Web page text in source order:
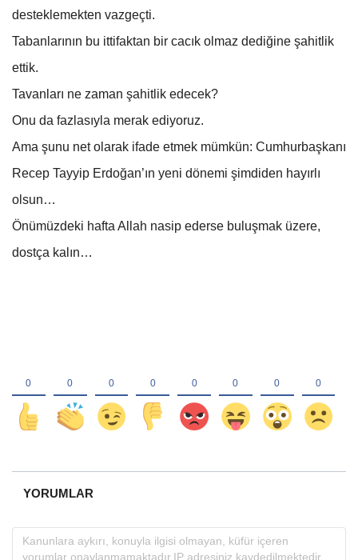
desteklemekten vazgeçti.
Tabanlarının bu ittifaktan bir cacık olmaz dediğine şahitlik
ettik.
Tavanları ne zaman şahitlik edecek?
Onu da fazlasıyla merak ediyoruz.
Ama şunu net olarak ifade etmek mümkün: Cumhurbaşkanı
Recep Tayyip Erdoğan’ın yeni dönemi şimdiden hayırlı
olsun…
Önümüzdeki hafta Allah nasip ederse buluşmak üzere,
dostça kalın…
YORUMLAR